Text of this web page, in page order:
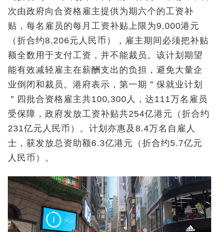
次由政府向合资格雇主提供为期六个的工资补
贴，每名雇员的每月工资补贴上限为9,000港元
（折合约8,206元人民币），雇主期间必须把补贴
额全数用于支付工资，并不能裁员。该计划期望
能有效减轻雇主在薪酬支出的负担，避免大量企
业倒闭和裁员。港府表示，第一期＂保就业计划
＂四批合资格雇主共100,300人，达111万名雇员
受保障，政府发放工资补贴共254亿港元（折合约
231亿元人民币）。计划亦惠及8.4万名自雇人
士，获发放总资助额6.3亿港元（折合约5.7亿元
人民币）。